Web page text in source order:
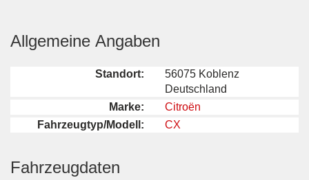
Allgemeine Angaben
Standort:
56075 Koblenz
Deutschland
Marke:
Citroën
Fahrzeugtyp/Modell:
CX
Fahrzeugdaten